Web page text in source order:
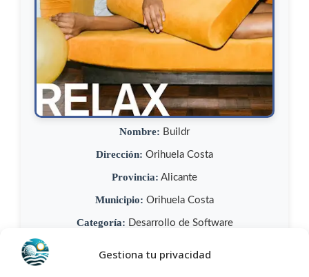
Gestiona tu privacidad
Nombre: Buildr
Dirección: Orihuela Costa
Provincia: Alicante
Municipio: Orihuela Costa
Categoría: Desarrollo de Software
Opiniones: